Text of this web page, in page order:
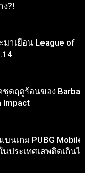
?!
มาเยือน League of
ชุดฤดูร้อนของ
Impact
นเกม PUBG Mobile
นประเทศเสพติดเกินไ